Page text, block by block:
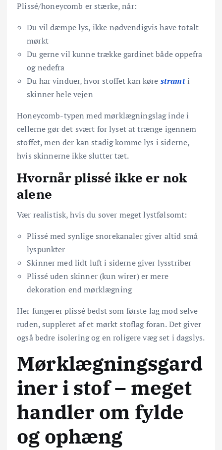
Plissé/honeycomb er stærke, når:
Du vil dæmpe lys, ikke nødvendigvis have totalt
mørkt
Du gerne vil kunne trække gardinet både oppefra
og nedefra
Du har vinduer, hvor stoffet kan køre stramti
skinner hele vejen
Honeycomb-typen med mørklægningslag inde i
cellerne gør det svært for lyset at trænge igennem
stoffet, men der kan stadig komme lys i siderne,
hvis skinnerne ikke slutter tæt.
Hvornår plissé ikke er nok
alene
Vær realistisk, hvis du sover meget lystfølsomt:
Plissé med synlige snorekanaler giver altid små
lyspunkter
Skinner med lidt luft i siderne giver lysstriber
Plissé uden skinner (kun wirer) er mere
dekoration end mørklægning
Her fungerer plissé bedst som første lag mod selve
ruden, suppleret af et mørkt stoflag foran. Det giver
også bedre isolering og en roligere væg set i dagslys.
Mørklægningsgard
iner i stof – meget
handler om fylde
og ophæng